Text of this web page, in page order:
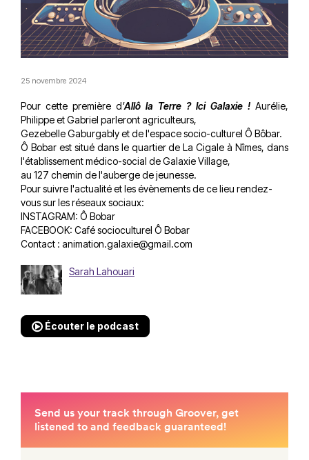
25 novembre 2024
Pour cette première d'Allô la Terre ? Ici Galaxie ! Aurélie,
Philippe et Gabriel parleront agriculteurs,
Gezebelle Gaburgably et de l'espace socio-culturel Ô Bôbar.
Ô Bobar est situé dans le quartier de La Cigale à Nîmes, dans
l'établissement médico-social de Galaxie Village,
au 127 chemin de l'auberge de jeunesse.
Pour suivre l'actualité et les évènements de ce lieu rendez-
vous sur les réseaux sociaux:
INSTAGRAM: Ô Bobar
FACEBOOK: Café socioculturel Ô Bobar
Contact : animation.galaxie@gmail.com
Sarah Lahouari
Écouter le podcast